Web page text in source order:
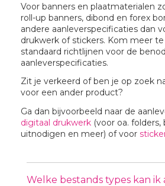
Voor banners en plaatmaterialen
roll-up banners, dibond en forex
andere aanleverspecificaties dan
drukwerk of stickers. Kom meer
standaard richtlijnen voor de
aanleverspecificaties.
Zit je verkeerd of ben je op zoek
voor een ander product?
Ga dan bijvoorbeeld naar de
digitaal drukwerk (voor oa. folders,
uitnodigen en meer) of voor
Welke bestands types kan ik